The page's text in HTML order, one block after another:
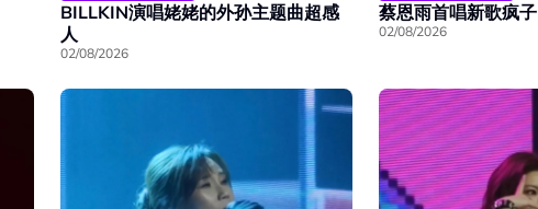
BILLKIN演唱姥姥的外孙主题曲超感
人
02/08/2026
蔡恩雨首唱新歌疯子
02/08/2026